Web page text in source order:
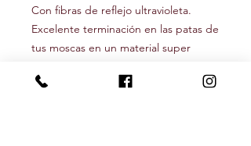
Con fibras de reflejo ultravioleta.
Excelente terminación en las patas de
tus moscas en un material super